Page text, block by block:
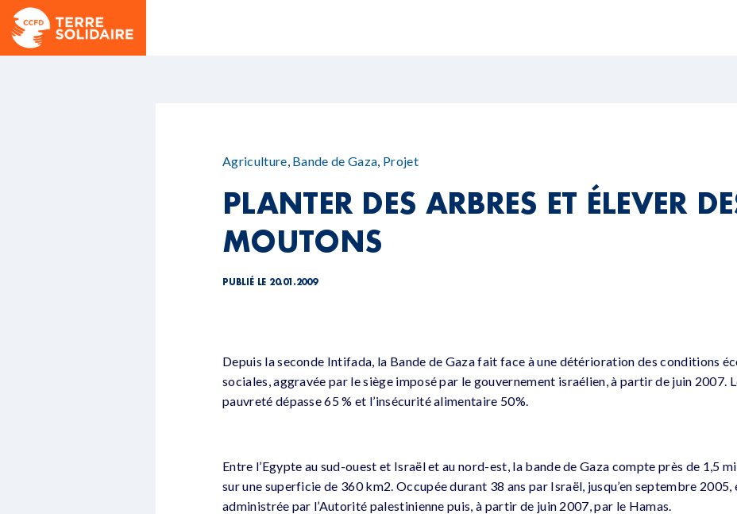
Agriculture, Bande de Gaza, Projet
PLANTER DES ARBRES ET ÉLEVER
MOUTONS
PUBLIÉ LE 20.01.2009
Depuis la seconde Intifada, la Bande de Gaza fait face à une détérioration des conditions
sociales, aggravée par le siège imposé par le gouvernement israélien, à partir de juin 2007.
pauvreté dépasse 65 % et l’insécurité alimentaire 50%.
Entre l’Egypte au sud-ouest et Israël et au nord-est, la bande de Gaza compte près de 1,5
sur une superficie de 360 km2. Occupée durant 38 ans par Israël, jusqu’en septembre 2005,
administrée par l’Autorité palestinienne puis, à partir de juin 2007, par le Hamas.